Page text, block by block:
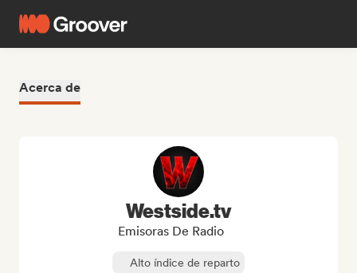
Acerca de
Westside.tv
Emisoras De Radio
Alto índice de reparto